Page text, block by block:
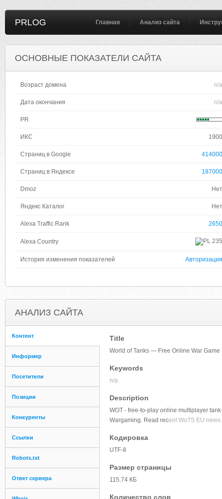
PRLOG Главная Анализ сайта
ОСНОВНЫЕ ПОКАЗАТЕЛИ САЙТА
Возраст домена n/a
Дата окончания n/a
PR
ИКС 1900
Страниц в Google 414000
Страниц в Яндексе 187000
Dmoz Нет
Яндекс Каталог Нет
Alexa Traffic Rank 2650
Alexa Country 235
История изменения показателей Авторизация
АНАЛИЗ САЙТА
Контент
Информер
Посетители
Позиции
Конкуренты
Ссылки
Robots.txt
Ответ сервера
Title
World of Tanks — Free Online War Game
Keywords
n/a
Description
WOT - free-to-play online multiplayer
Wargaming. Read recent WoTS EU news.
Кодировка
UTF-8
Размер страницы
115.74 КБ
Количество слов